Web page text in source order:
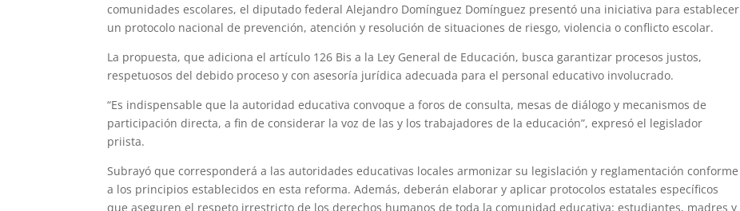
comunidades escolares, el diputado federal Alejandro Domínguez Domínguez presentó una iniciativa para establecer
un protocolo nacional de prevención, atención y resolución de situaciones de riesgo, violencia o conflicto escolar.
La propuesta, que adiciona el artículo 126 Bis a la Ley General de Educación, busca garantizar procesos justos,
respetuosos del debido proceso y con asesoría jurídica adecuada para el personal educativo involucrado.
“Es indispensable que la autoridad educativa convoque a foros de consulta, mesas de diálogo y mecanismos de
participación directa, a fin de considerar la voz de las y los trabajadores de la educación”, expresó el legislador
priista.
Subrayó que corresponderá a las autoridades educativas locales armonizar su legislación y reglamentación conforme
a los principios establecidos en esta reforma. Además, deberán elaborar y aplicar protocolos estatales específicos
que aseguren el respeto irrestricto de los derechos humanos de toda la comunidad educativa: estudiantes, madres y